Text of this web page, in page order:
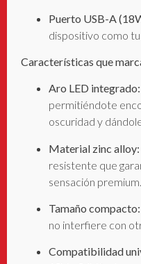
Puerto USB-A
dispositivo como
Características que
Aro LED integrado:
permitiéndote
oscuridad y
Material zinc alloy:
resistente que
sensación premium.
Tamaño compacto:
no interfiere con
Compatibilidad